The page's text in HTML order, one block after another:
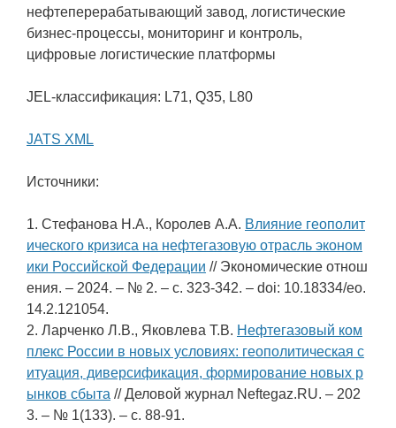
нефтеперерабатывающий завод, логистические
бизнес-процессы, мониторинг и контроль,
цифровые логистические платформы
JEL-классификация: L71, Q35, L80
JATS XML
Источники:
1. Стефанова Н.А., Королев А.А. Влияние геополит
ического кризиса на нефтегазовую отрасль эконом
ики Российской Федерации // Экономические отнош
ения. – 2024. – № 2. – c. 323-342. – doi: 10.18334/eo.
14.2.121054.
2. Ларченко Л.В., Яковлева Т.В. Нефтегазовый ком
плекс России в новых условиях: геополитическая с
итуация, диверсификация, формирование новых р
ынков сбыта // Деловой журнал Neftegaz.RU. – 202
3. – № 1(133). – c. 88-91.